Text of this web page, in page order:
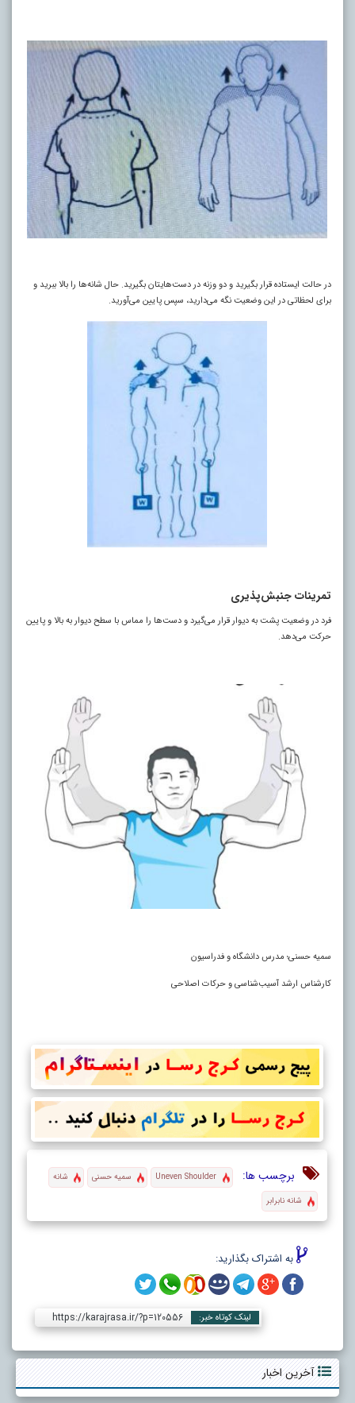
در حالت ایستاده قرار بگیرید و دو وزنه در دست‌هایتان بگیرید. حال شانه‌ها را بالا ببرید و
برای لحظاتی در این وضعیت نگه می‌دارید، سپس پایین می‌آورید.
تمرینات جنبش‌پذیری
فرد در وضعیت پشت به دیوار قرار می‌گیرد و دست‌ها را مماس با سطح دیوار به بالا و پایین
حرکت می‌دهد.
سمیه حسنی؛ مدرس دانشگاه و فدراسیون
کارشناس ارشد آسیب‌شناسی و حرکات اصلاحی
برچسب ها: Uneven Shoulder سمیه حسنی
شانه
شانه نابرابر
به اشتراک بگذارید:
لینک کوتاه خبر: https://karajrasa.ir/?p=120556
آخرین اخبار